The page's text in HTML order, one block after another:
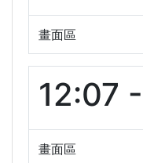
畫面區
12:07
畫面區